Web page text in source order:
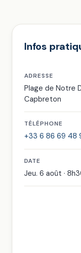
Infos
ADRESSE
Plage de Notre
Capbreton
TÉLÉPHONE
+33 6 86 69 48
DATE
Jeu. 6 août ·